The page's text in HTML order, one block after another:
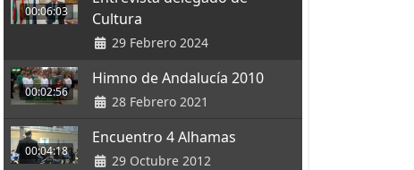
00:06:03
Cultura
29 Febrero 2024
00:02:56
Himno de Andalucía 2010
28 Febrero 2021
00:04:18
Encuentro 4 Alhamas
29 Octubre 2012